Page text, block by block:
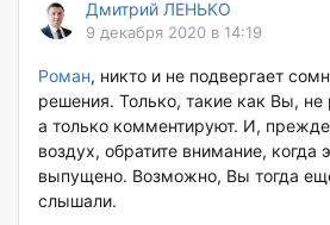
Дмитрий ЛЕНЬКО
9 декабря 2020 в 14:19
Роман, никто и не подвергает
решения. Только, такие как Вы, не
а только комментируют. И,
воздух, обратите внимание, когда
выпущено. Возможно, Вы тогда
слышали.